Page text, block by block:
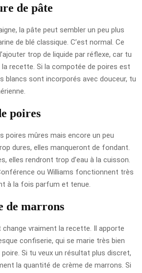
de pâte
la pâte peut sembler un peu plus
de blé classique. C’est normal. Ce
trop de liquide par réflexe, car tu
la recette. Si la compotée de poires est
blancs sont incorporés avec douceur, tu
poires
poires mûres mais encore un peu
dures, elles manqueront de fondant.
elles rendront trop d’eau à la cuisson.
ou Williams fonctionnent très
à la fois parfum et tenue.
de marrons
vraiment la recette. Il apporte
confiserie, qui se marie très bien
Si tu veux un résultat plus discret,
la quantité de crème de marrons. Si